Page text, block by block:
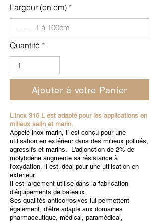
Largeur (en cm)
Quantité
Ajouter à votre Panier
L'Inox 316 L est adapté pour les applications en
milieux salin et marin.
Appelé inox marin, il est conçu pour une
utilisation en extérieur dans des milieux pollués,
agressifs et marins. L'adjonction de 2% de
molybdène augmente sa résistance à
l'oxydation, il est idéal pour une utilisation en
extérieur.
Il est largement utilise dans la fabrication
d'équipements de bateaux.
Ses qualités anticorrosives lui permettent
également, d'être adapté aux domaines
pharmaceutique, médical, paramédical,